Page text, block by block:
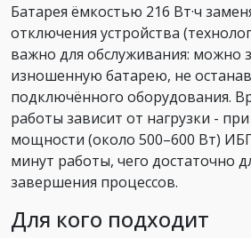
Батарея ёмкостью 216 Вт·ч
отключения устройства
важно для обслуживания: можно
изношенную батарею, не
подключённого оборудования.
работы зависит от нагрузки -
мощности (около 500–600 Вт)
минут работы, чего достаточно
завершения процессов.
Для кого подходит